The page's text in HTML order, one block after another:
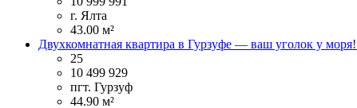
г. Ялта
43.00 м²
Двухкомнатная квартира в Гурзуфе — ваш уголок у моря!
25
10 499 929
пгт. Гурзуф
44.90 м²